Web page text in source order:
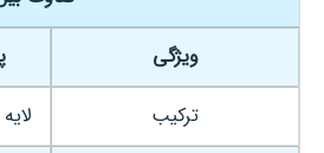
ویژگی
ترکیب